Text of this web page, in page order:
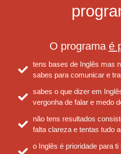
O programa é
tens bases de Inglês mas
sabes para comunicar e
sabes o que dizer em
vergonha de falar e medo
não tens resultados
falta clareza e tentas tudo
o Inglês é prioridade para